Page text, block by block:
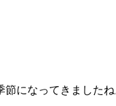
になってきました